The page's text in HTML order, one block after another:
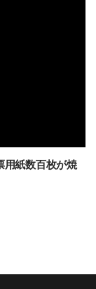
紙数百枚が焼